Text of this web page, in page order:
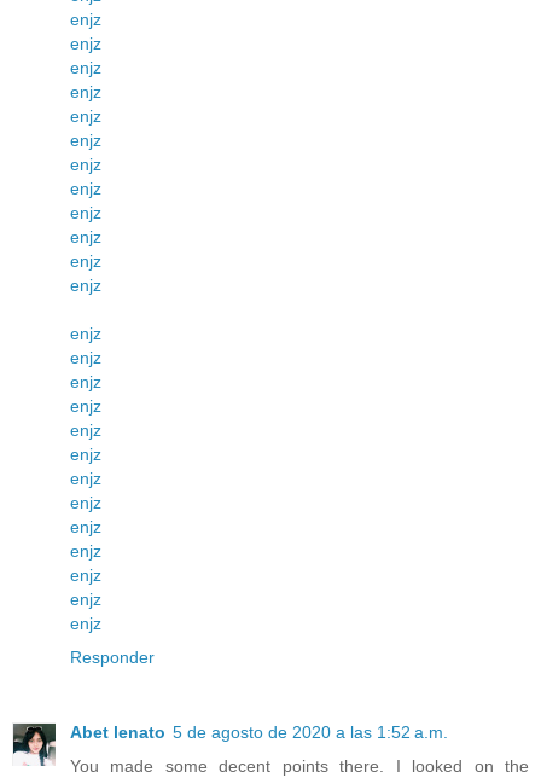
enjz
enjz
enjz
enjz
enjz
enjz
enjz
enjz
enjz
enjz
enjz
enjz
enjz
enjz
enjz
enjz
enjz
enjz
enjz
enjz
enjz
enjz
enjz
enjz
enjz
Responder
Abet lenato 5 de agosto de 2020 a las 1:52 a.m.
You made some decent points there. I looked on the